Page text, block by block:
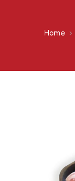
Home